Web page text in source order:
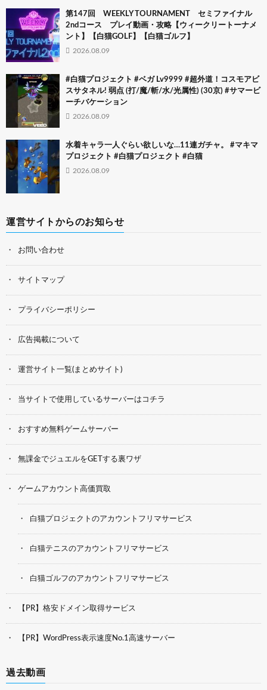
第147回 WEEKLY TOURNAMENT セミファイナル
2ndコース プレイ動画・攻略【ウィークリートーナメ
ント】【白猫GOLF】【白猫ゴルフ】
2026.08.09
#白猫プロジェクト #ベガ Lv9999 #超外道！コスモアビ
スサタネル! 弱点 (打/魔/斬/水/光属性) (30京) #サマービ
ーチバケーション
2026.08.09
水着キャラ一人ぐらい欲しいな…11連ガチャ。 #マキマ
プロジェクト #白猫プロジェクト #白猫
2026.08.09
運営サイトからのお知らせ
お問い合わせ
サイトマップ
プライバシーポリシー
広告掲載について
運営サイト一覧(まとめサイト)
当サイトで使用しているサーバーはコチラ
おすすめ無料ゲームサーバー
無課金でジュエルをGETする裏ワザ
ゲームアカウント高価買取
白猫プロジェクトのアカウントフリマサービス
白猫テニスのアカウントフリマサービス
白猫ゴルフのアカウントフリマサービス
【PR】格安ドメイン取得サービス
【PR】WordPress表示速度No.1高速サーバー
過去動画